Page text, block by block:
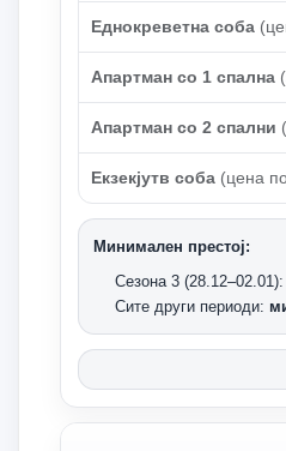
Еднокреветна соба
Апартман со 1 спална
Апартман со 2 спални
Екзекјутв соба (цена
Минимален престој:
Сезона 3 (28.12–02.01):
Сите други периоди: